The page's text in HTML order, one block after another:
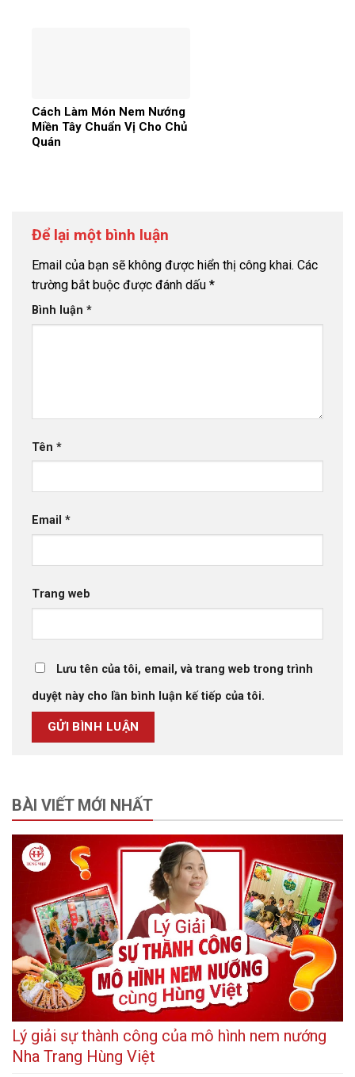
Cách Làm Món Nem Nướng
Miền Tây Chuẩn Vị Cho Chủ
Quán
Để lại một bình luận
Email của bạn sẽ không được hiển thị công khai. Các
trường bắt buộc được đánh dấu *
Bình luận *
Tên *
Email *
Trang web
Lưu tên của tôi, email, và trang web trong trình
duyệt này cho lần bình luận kế tiếp của tôi.
BÀI VIẾT MỚI NHẤT
Lý giải sự thành công của mô hình nem nướng
Nha Trang Hùng Việt